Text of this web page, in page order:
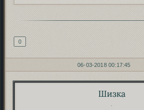
0
06-03-2018 00:17:45
Шизка